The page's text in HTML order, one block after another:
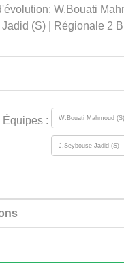
W.Bouati
(S) | Régionale 2
Équipes :